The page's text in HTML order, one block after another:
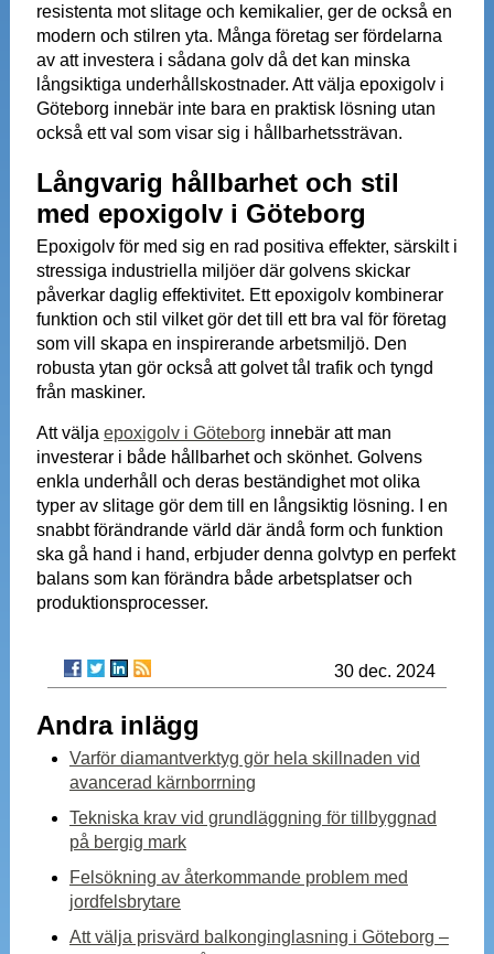
resistenta mot slitage och kemikalier, ger de också en
modern och stilren yta. Många företag ser fördelarna
av att investera i sådana golv då det kan minska
långsiktiga underhållskostnader. Att välja epoxigolv i
Göteborg innebär inte bara en praktisk lösning utan
också ett val som visar sig i hållbarhetssträvan.
Långvarig hållbarhet och stil
med epoxigolv i Göteborg
Epoxigolv för med sig en rad positiva effekter, särskilt i
stressiga industriella miljöer där golvens skickar
påverkar daglig effektivitet. Ett epoxigolv kombinerar
funktion och stil vilket gör det till ett bra val för företag
som vill skapa en inspirerande arbetsmiljö. Den
robusta ytan gör också att golvet tål trafik och tyngd
från maskiner.
Att välja epoxigolv i Göteborg innebär att man
investerar i både hållbarhet och skönhet. Golvens
enkla underhåll och deras beständighet mot olika
typer av slitage gör dem till en långsiktig lösning. I en
snabbt förändrande värld där ändå form och funktion
ska gå hand i hand, erbjuder denna golvtyp en perfekt
balans som kan förändra både arbetsplatser och
produktionsprocesser.
30 dec. 2024
Andra inlägg
Varför diamantverktyg gör hela skillnaden vid
avancerad kärnborrning
Tekniska krav vid grundläggning för tillbyggnad
på bergig mark
Felsökning av återkommande problem med
jordfelsbrytare
Att välja prisvärd balkonginglasning i Göteborg –